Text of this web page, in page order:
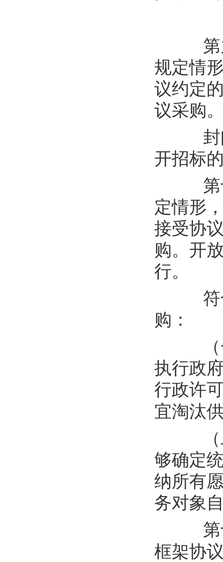
规定情
议约定
议采购
开招标
定情形
接受协
购。开
行。
购：
执行政
行政许
宜淘汰
够确定
纳所有
务对象
框架协